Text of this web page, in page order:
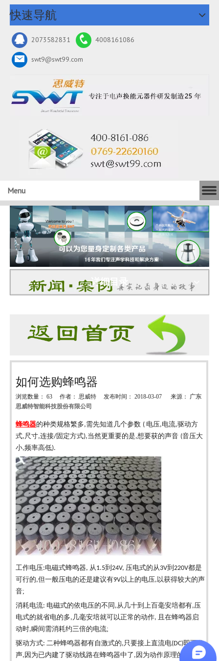
快速导航
2073582831 4008161086
swt9@swt99.com
Menu
详细目录
如何选购蜂鸣器
浏览数量： 63 作者： 思威特 发布时间： 2018-03-07 来源： 广东
思威特智能科技股份有限公司
蜂鸣器的种类规格繁多,需先知道几个参数 ( 电压,电流,驱动方
式, 尺寸,连接/固定方式),当然更重要的是,想要获的声音 (音压大
小,频率高低).
工作电压:电磁式蜂鸣器, 从 1.5到 24V, 压电式的从 3V到 220V都是
可行的,但一般压电的还是建议有9V以上的电压, 以获得较大的声
音;
消耗电流: 电磁式的依电压的不同 , 从几十到上百毫安培都有,压
电式的就省电的多, 几毫安培就可以正常的动作, 且在蜂鸣器启
动时,瞬间需消耗约三倍的电流;
驱动方式: 二种蜂鸣器都有自激式的, 只要接上直流电(DC)即可发
声,因为已内建了驱动线路在蜂鸣器中了 ,因为动作原理的不同,